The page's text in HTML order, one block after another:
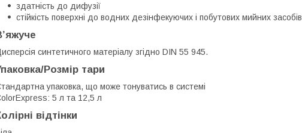
здатність до дифузії
стійкість поверхні до водних дезінфекуючих і побутових мийних засобів
синтетичного матеріалу згідно DIN 55 945.
Розмір тари
упаковка, що може тонуватись в системі
5 л та 12,5 л
відтінки